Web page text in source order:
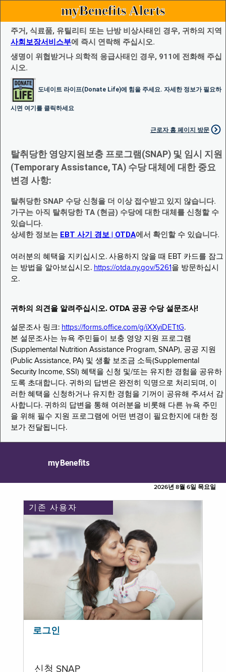
myBenefits Alerts
주거, 식료품, 유틸리티 또는 난방 비상사태인 경우, 귀하의 지역
사회보장서비스부에 즉시 연락해 주십시오.
생명이 위협받거나 의학적 응급사태인 경우, 911에 전화해 주십
시오.
도네이트 라이프(Donate Life)에 힘을 주세요. 자세한 정보가 필요하
시면 여기를 클릭하세요
근로자 홈 페이지 방문
탈취당한 영양지원보충 프로그램(SNAP) 및 임시 지원
(Temporary Assistance, TA) 수당 대체에 대한 중요
변경 사항:
탈취당한 SNAP 수당 신청을 더 이상 접수받고 있지 않습니다.
가구는 아직 탈취당한 TA (현금) 수당에 대한 대체를 신청할 수
있습니다.
상세한 정보는 EBT 사기 경보 | OTDA에서 확인할 수 있습니다.
여러분의 혜택을 지키십시오. 사용하지 않을 때 EBT 카드를 잠그
는 방법을 알아보십시오. https://otda.ny.gov/5261 을 방문하십시
오.
귀하의 의견을 알려주십시오. OTDA 공공 수당 설문조사!
설문조사 링크: https://forms.office.com/g/iXXyiDETtG.
본 설문조사는 뉴욕 주민들이 보충 영양 지원 프로그램
(Supplemental Nutrition Assistance Program, SNAP), 공공 지원
(Public Assistance, PA) 및 생활 보조금 소득(Supplemental
Security Income, SSI) 혜택을 신청 및/또는 유지한 경험을 공유하
도록 초대합니다. 귀하의 답변은 완전히 익명으로 처리되며, 이
러한 혜택을 신청하거나 유지한 경험을 기꺼이 공유해 주셔서 감
사합니다. 귀하의 답변을 통해 여러분을 비롯해 다른 뉴욕 주민
을 위해 필수 지원 프로그램에 어떤 변경이 필요한지에 대한 정
보가 전달됩니다.
myBenefits
2026년 8월 6일 목요일
기존 사용자
로그인
신청 SNAP